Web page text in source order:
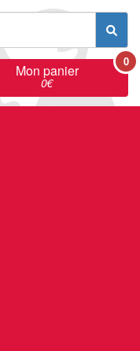
Mon panier
0€
0